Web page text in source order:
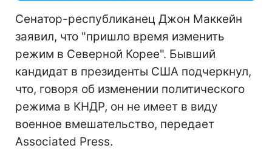
Сенатор-республиканец Джон Маккейн
заявил, что "пришло время изменить
режим в Северной Корее". Бывший
кандидат в президенты США подчеркнул,
что, говоря об изменении политического
режима в КНДР, он не имеет в виду
военное вмешательство, передает
Associated Press.